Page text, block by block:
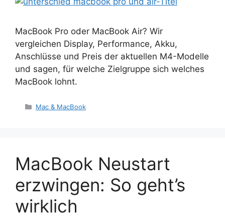
MacBook Pro oder MacBook Air? Wir
vergleichen Display, Performance, Akku,
Anschlüsse und Preis der aktuellen M4-Modelle
und sagen, für welche Zielgruppe sich welches
MacBook lohnt.
Kategorien
Mac & MacBook
MacBook Neustart
erzwingen: So geht’s
wirklich